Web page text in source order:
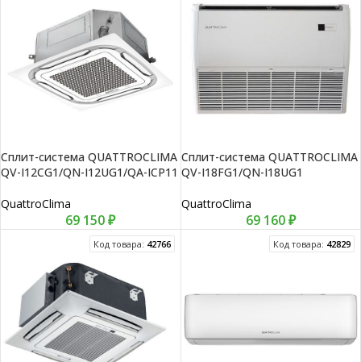
Сплит-система QUATTROCLIMA
QV-I12CG1/QN-I12UG1/QA-ICP11
QuattroClima
69 150₽
Сплит-система QUATTROCLIMA
QV-I18FG1/QN-I18UG1
QuattroClima
69 160₽
Код товара: 42766 Код товара: 42829